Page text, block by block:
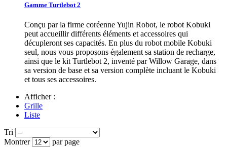
Gamme Turtlebot 2
Conçu par la firme coréenne Yujin Robot, le robot Kobuki
peut accueillir différents éléments et accessoires qui
décupleront ses capacités. En plus du robot mobile Kobuki
seul, nous vous proposons également sa station de recharge,
ainsi que le kit Turtlebot 2, inventé par Willow Garage, dans
sa version de base et sa version complète incluant le Kobuki
et tous ses accessoires.
Afficher :
Grille
Liste
Tri
Montrer
par page